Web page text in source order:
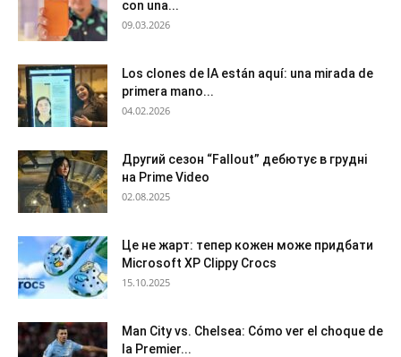
con una...
09.03.2026
Los clones de IA están aquí: una mirada de
primera mano...
04.02.2026
Другий сезон “Fallout” дебютує в грудні
на Prime Video
02.08.2025
Це не жарт: тепер кожен може придбати
Microsoft XP Clippy Crocs
15.10.2025
Man City vs. Chelsea: Cómo ver el choque de
la Premier...